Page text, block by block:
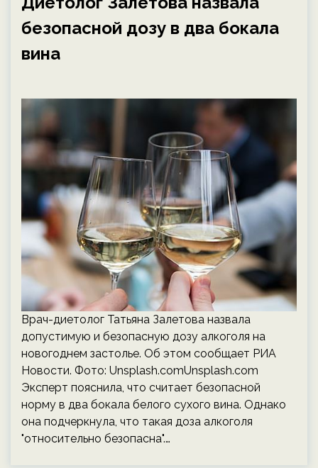
безопасной дозу в два бокала
вина
Врач-диетолог Татьяна Залетова назвала
допустимую и безопасную дозу алкоголя на
новогоднем застолье. Об этом сообщает РИА
Новости. Фото: Unsplash.comUnsplash.com
Эксперт пояснила, что считает безопасной
норму в два бокала белого сухого вина. Однако
она подчеркнула, что такая доза алкоголя
"относительно безопасна".…